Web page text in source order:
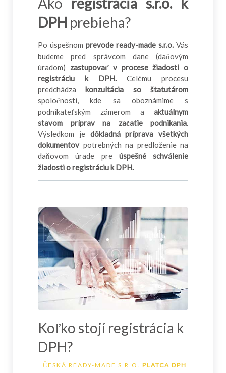
DPH prebieha?
Po úspešnom prevode ready-made s.r.o. Vás
budeme pred správcom dane (daňovým
úradom) zastupovať v procese žiadosti o
registráciu k DPH. Celému procesu
predchádzakonzultácia so štatutárom
spoločnosti, kde sa oboznámime s
podnikateľským zámerom a aktuálnym
stavom príprav na začatie podnikania.
Výsledkom je dôkladná príprava všetkých
dokumentov potrebných na predloženie na
daňovom úrade pre úspešné schválenie
žiadosti o registráciu k DPH.
Koľko stojí registrácia k
DPH?
ČESKÁ READY-MADE S.R.O. PLATCA DPH